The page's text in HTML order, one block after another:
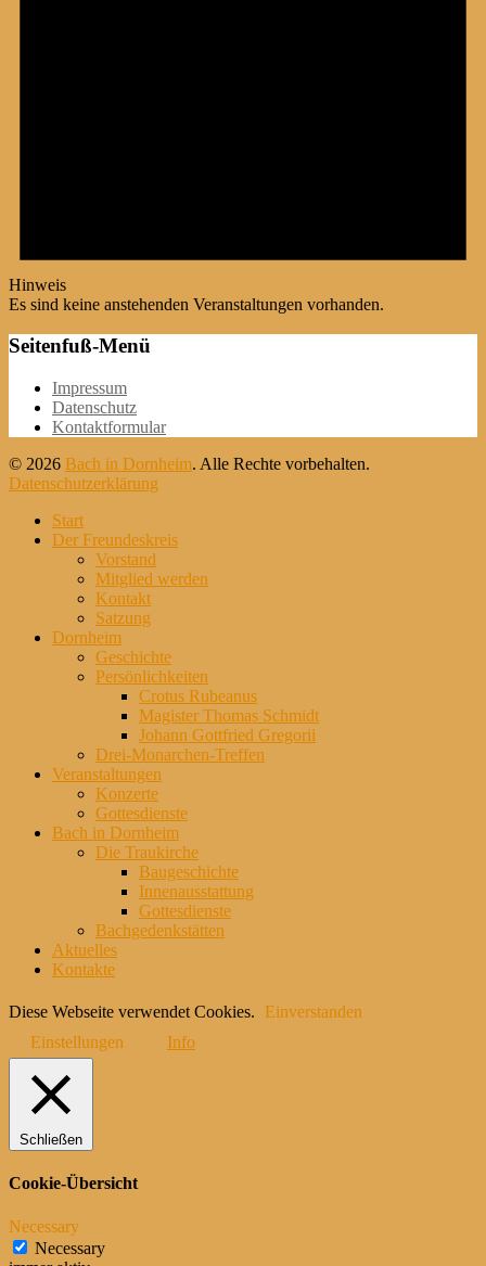
Hinweis
Es sind keine anstehenden Veranstaltungen vorhanden.
Seitenfuß-Menü
Weiter
zum
Inhalt
Impressum
Datenschutz
Kontaktformular
© 2026 Bach in Dornheim. Alle Rechte vorbehalten.
Datenschutzerklärung
oben
scrollen
Start
Der Freundeskreis
Vorstand
Mitglied werden
Kontakt
Satzung
Dornheim
Geschichte
Persönlichkeiten
Crotus Rubeanus
Magister Thomas Schmidt
Johann Gottfried Gregorii
Drei-Monarchen-Treffen
Veranstaltungen
Konzerte
Gottesdienste
Bach in Dornheim
Die Traukirche
Baugeschichte
Innenausstattung
Gottesdienste
Bachgedenkstätten
Aktuelles
Kontakte
Diese Webseite verwendet Cookies.
Einverstanden
Einstellungen
Info
Schließen
Cookie-Übersicht
Necessary
Necessary